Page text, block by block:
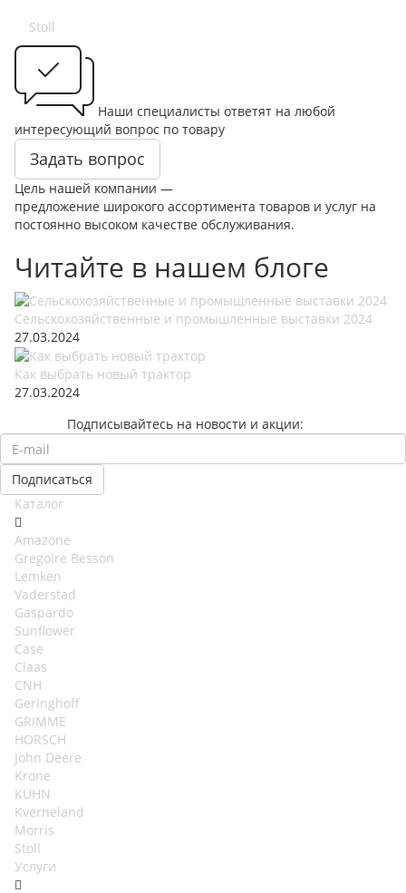
Stoll
Наши специалисты ответят на любой
интересующий вопрос по товару
Задать вопрос
Цель нашей компании —
предложение широкого ассортимента товаров и услуг на
постоянно высоком качестве обслуживания.
Читайте в нашем блоге
Сельскохозяйственные и промышленные выставки 2024
27.03.2024
Как выбрать новый трактор
27.03.2024
Подписывайтесь на новости и акции:
Каталог
Amazone
Gregoire Besson
Lemken
Vaderstad
Gaspardo
Sunflower
Case
Claas
CNH
Geringhoff
GRIMME
HORSCH
John Deere
Krone
KUHN
Kverneland
Morris
Stoll
Услуги